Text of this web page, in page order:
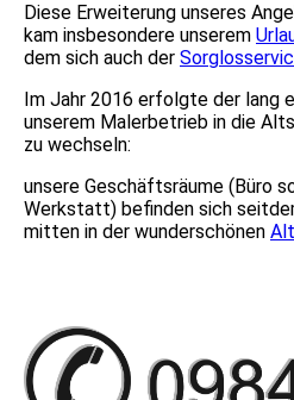
Diese Erweiterung unseres
kam insbesondere unserem
dem sich auch der
Im Jahr 2016 erfolgte der lang
unserem Malerbetrieb in die
zu wechseln:
unsere Geschäftsräume (Büro
Werkstatt) befinden sich
mitten in der wunderschönen